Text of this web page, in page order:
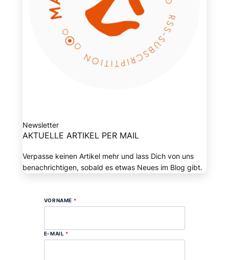
Newsletter
AKTUELLE ARTIKEL PER MAIL
Verpasse keinen Artikel mehr und lass Dich von uns
benachrichtigen, sobald es etwas Neues im Blog gibt.
VORNAME *
E-MAIL *